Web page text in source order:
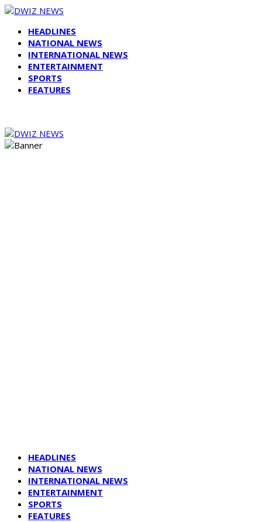
HEADLINES
NATIONAL NEWS
INTERNATIONAL NEWS
ENTERTAINMENT
SPORTS
FEATURES
HEADLINES
NATIONAL NEWS
INTERNATIONAL NEWS
ENTERTAINMENT
SPORTS
FEATURES